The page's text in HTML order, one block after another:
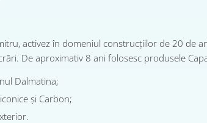
activez în domeniul construcțiilor de 20 de
De aproximativ 8 ani folosesc produsele
Dalmatina;
și Carbon;